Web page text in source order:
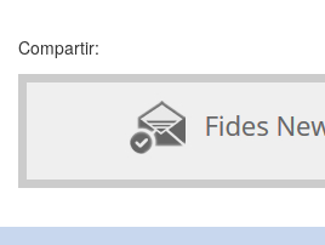
Compartir: